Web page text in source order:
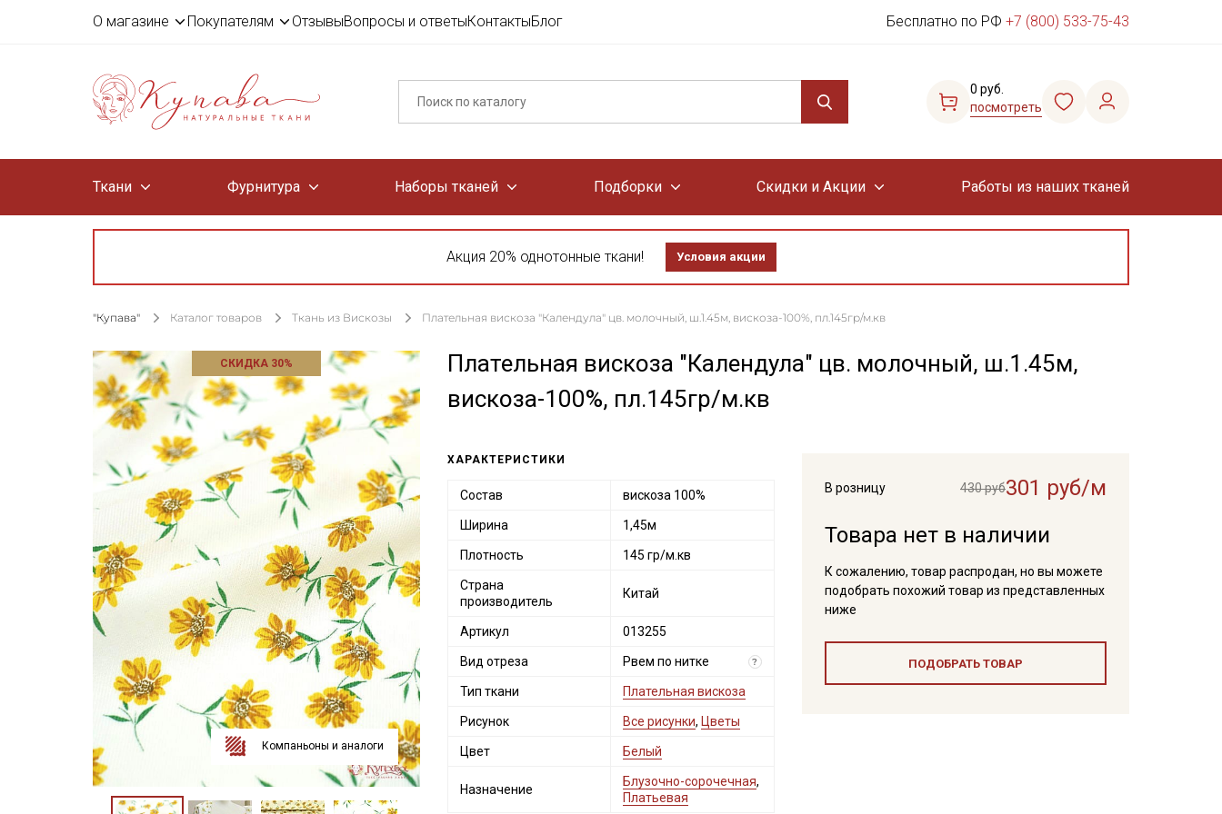
О магазине Покупателям ОтзывыВопросы и ответыКонтактыБлог Бесплатно по РФ +7 (800) 533-75-43
0 руб.
посмотреть
Ткани Фурнитура Наборы тканей Подборки Скидки и Акции Работы из наших тканей
Акция 20% однотонные ткани! Условия акции
"Купава" Каталог товаров Ткань из Вискозы Плательная вискоза "Календула" цв. молочный, ш.1.45м, вискоза-100%, пл.145гр/м.кв
СКИДКА 30%
Компаньоны и аналоги
Плательная вискоза "Календула" цв. молочный, ш.1.45м,
вискоза-100%, пл.145гр/м.кв
В розницу 430 руб301 руб/м
Товара нет в наличии
К сожалению, товар распродан, но вы можете
подобрать похожий товар из представленных
ниже
ПОДОБРАТЬ ТОВАР
ХАРАКТЕРИСТИКИ
Состав вискоза 100%
Ширина 1,45м
Плотность 145 гр/м.кв
Страна
производитель
Китай
Артикул 013255
Вид отреза Рвем по нитке ?
Тип ткани Плательная вискоза
Рисунок Все рисунки, Цветы
Цвет Белый
Назначение
Блузочно-сорочечная,
Платьевая